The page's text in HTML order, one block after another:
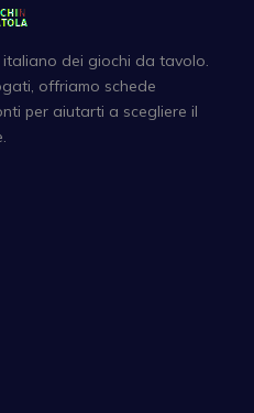
dei giochi da tavolo.
offriamo schede
per aiutarti a scegliere il